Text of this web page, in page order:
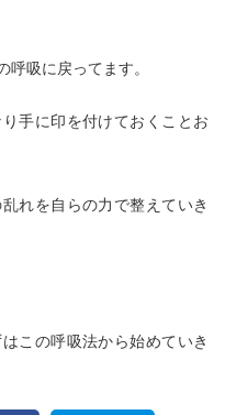
吸に戻ってます。
手に印を付けておくことお
れを自らの力で整えていき
この呼吸法から始めていき